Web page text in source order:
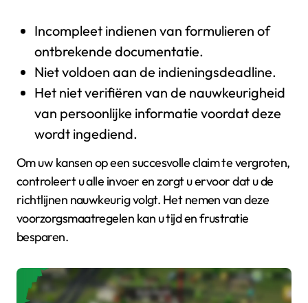
Incompleet indienen van formulieren of
ontbrekende documentatie.
Niet voldoen aan de indieningsdeadline.
Het niet verifiëren van de nauwkeurigheid
van persoonlijke informatie voordat deze
wordt ingediend.
Om uw kansen op een succesvolle claim te vergroten,
controleert u alle invoer en zorgt u ervoor dat u de
richtlijnen nauwkeurig volgt. Het nemen van deze
voorzorgsmaatregelen kan u tijd en frustratie
besparen.